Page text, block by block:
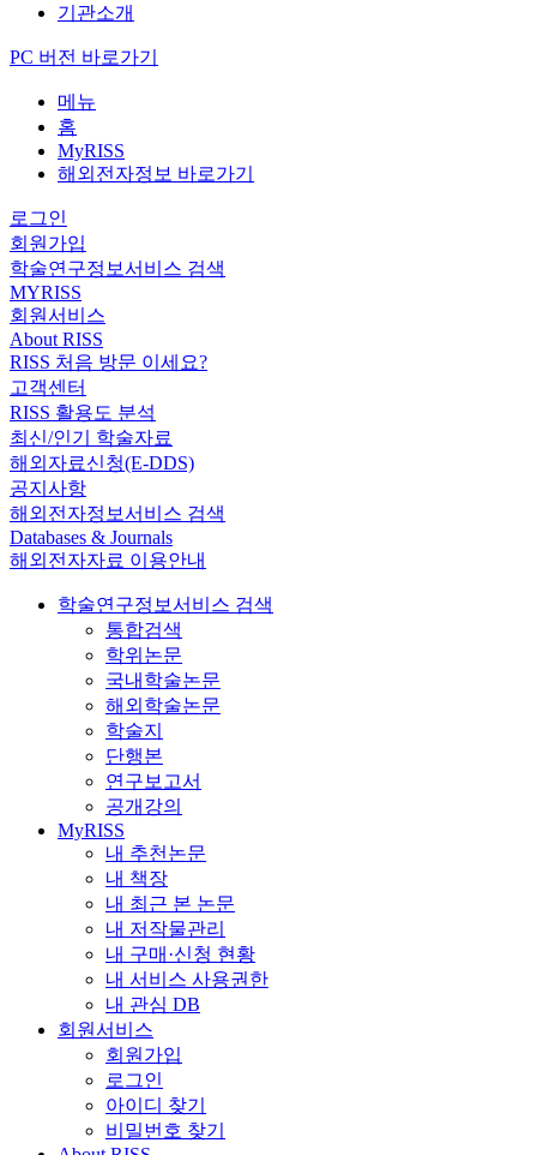
기관소개
PC 버전 바로가기
메뉴
홈
MyRISS
해외전자정보 바로가기
로그인
회원가입
학술연구정보서비스 검색
MYRISS
회원서비스
About RISS
RISS 처음 방문 이세요?
고객센터
RISS 활용도 분석
최신/인기 학술자료
해외자료신청(E-DDS)
공지사항
해외전자정보서비스 검색
Databases & Journals
해외전자자료 이용안내
학술연구정보서비스 검색
통합검색
학위논문
국내학술논문
해외학술논문
학술지
단행본
연구보고서
공개강의
MyRISS
내 추천논문
내 책장
내 최근 본 논문
내 저작물관리
내 구매·신청 현황
내 서비스 사용권한
내 관심 DB
회원서비스
회원가입
로그인
아이디 찾기
비밀번호 찾기